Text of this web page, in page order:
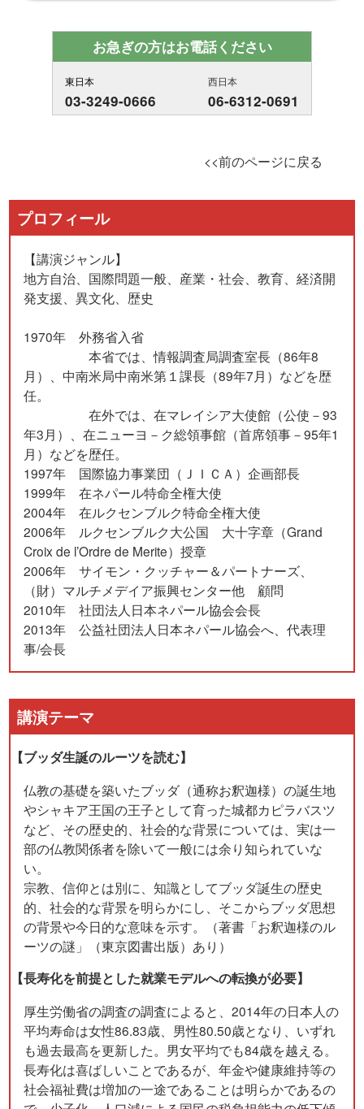
お急ぎの方はお電話ください
東日本
03-3249-0666
西日本
06-6312-0691
<<前のページに戻る
プロフィール
【講演ジャンル】
地方自治、国際問題一般、産業・社会、教育、経済開
発支援、異文化、歴史
1970年 外務省入省
本省では、情報調査局調査室長（86年8
月）、中南米局中南米第１課長（89年7月）などを歴
任。
在外では、在マレイシア大使館（公使－93
年3月）、在ニューヨ－ク総領事館（首席領事－95年1
月）などを歴任。
1997年 国際協力事業団（ＪＩＣＡ）企画部長
1999年 在ネパール特命全権大使
2004年 在ルクセンブルク特命全権大使
2006年 ルクセンブルク大公国 大十字章（Grand
Croix de l’Ordre de Merite）授章
2006年 サイモン・クッチャー＆パートナーズ、
（財）マルチメデイア振興センター他 顧問
2010年 社団法人日本ネパール協会会長
2013年 公益社団法人日本ネパール協会へ、代表理
事/会長
講演テーマ
【ブッダ生誕のルーツを読む】
仏教の基礎を築いたブッダ（通称お釈迦様）の誕生地
やシャキア王国の王子として育った城都カピラバスツ
など、その歴史的、社会的な背景については、実は一
部の仏教関係者を除いて一般には余り知られていな
い。
宗教、信仰とは別に、知識としてブッダ誕生の歴史
的、社会的な背景を明らかにし、そこからブッダ思想
の背景や今日的な意味を示す。（著書「お釈迦様のル
ーツの謎」（東京図書出版）あり）
【長寿化を前提とした就業モデルへの転換が必要】
厚生労働省の調査の調査によると、2014年の日本人の
平均寿命は女性86.83歳、男性80.50歳となり、いずれ
も過去最高を更新した。男女平均でも84歳を越える。
長寿化は喜ばしいことであるが、年金や健康維持等の
社会福祉費は増加の一途であることは明らかであるの